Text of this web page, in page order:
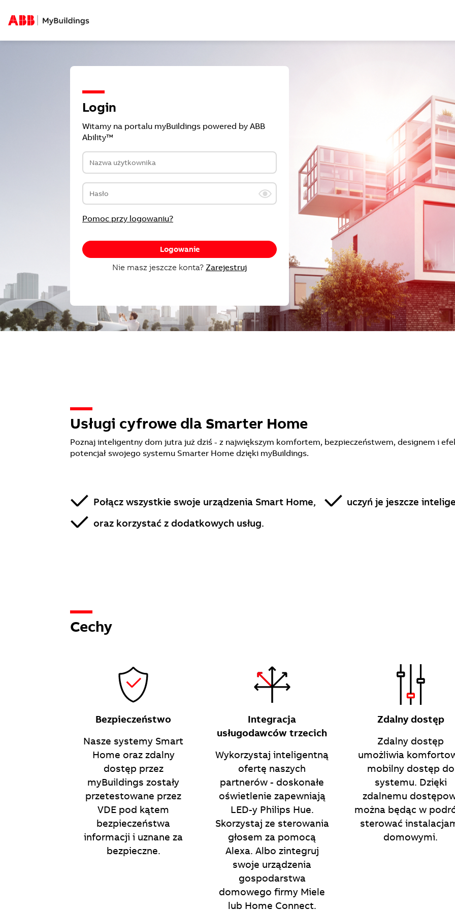
Login
Witamy na portalu myBuildings powered by ABB
Ability™
Pomoc przy logowaniu?
Logowanie
Nie masz jeszcze konta? Zarejestruj
Usługi cyfrowe dla Smarter Home
Poznaj inteligentny dom jutra już dziś - z największym komfortem, bezpieczeństwem, designem i
potencjał swojego systemu Smarter Home dzięki myBuildings.
Połącz wszystkie swoje urządzenia Smart Home,
uczyń je jeszcze
oraz korzystać z dodatkowych usług.
Cechy
Bezpieczeństwo
Nasze systemy Smart
Home oraz zdalny
dostęp przez
myBuildings zostały
przetestowane przez
VDE pod kątem
bezpieczeństwa
informacji i uznane za
bezpieczne.
Integracja
usługodawców trzecich
Wykorzystaj inteligentną
ofertę naszych
partnerów - doskonałe
oświetlenie zapewniają
LED-y Philips Hue.
Skorzystaj ze sterowania
głosem za pomocą
Alexa. Albo zintegruj
swoje urządzenia
gospodarstwa
domowego firmy Miele
lub Home Connect.
Zdalny dostęp
Zdalny dostęp
umożliwia
mobilny dostęp do
systemu. Dzięki
zdalnemu
można będąc w
sterować
domowymi.